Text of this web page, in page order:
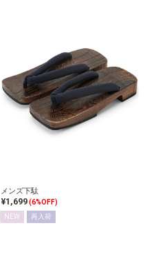
メンズ下駄
¥1,699(6%OFF)
NEW
再入荷